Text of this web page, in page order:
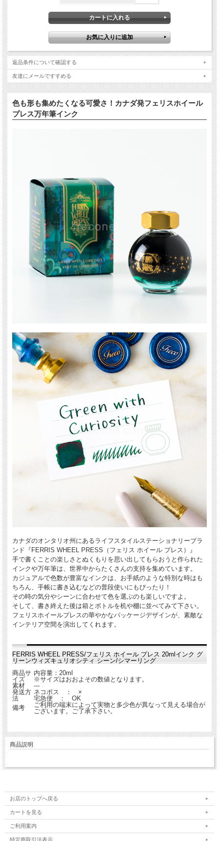
返品条件について確認する
友達にメールですすめる
色も形も集めたくなる可愛さ！カナダ発フェリスホイール
プレス万年筆インク
カナダのオンタリオ州にあるライフスタイルステーショナリーブラ
ンド『FERRIS WHEEL PRESS（フェリス ホイール プレス）』
手で書くことの楽しさとぬくもりを思い出してもらおうと作られた
インクや万年筆は、世界中からたくさんの支持を集めています。
カジュアルで色数が豊富なインクは、お手紙のような特別な時はも
ちろん、手帳に書き込むなどの普段使いにもぴったり！
その時の気分やシーンに合わせて色を選ぶのも楽しいですよ。
そして、書き終えた後は箱とボトルを机や棚に並べてみて下さい。
フェリスホイールプレスの華やかなパッケージデザインが、素敵な
インテリア空間を演出してくれます。
FERRIS WHEEL PRESS/フェリス ホイール プレス 20mlインク グ
リーンウィズキュリオシティ シーン/シマーリング
商品サ
イズ
内容量：20ml
※サイズはおおよその数値となります。
素材
---
発送方
法
ネコポス ： ×
宅急便 ： OK
備考
ご利用の端末によって実物と多少色が異なって見える場合が
ございます。ご了承下さい。
商品説明
お店のトップへ戻る
カートを見る
ご利用案内
特定商取引法表示